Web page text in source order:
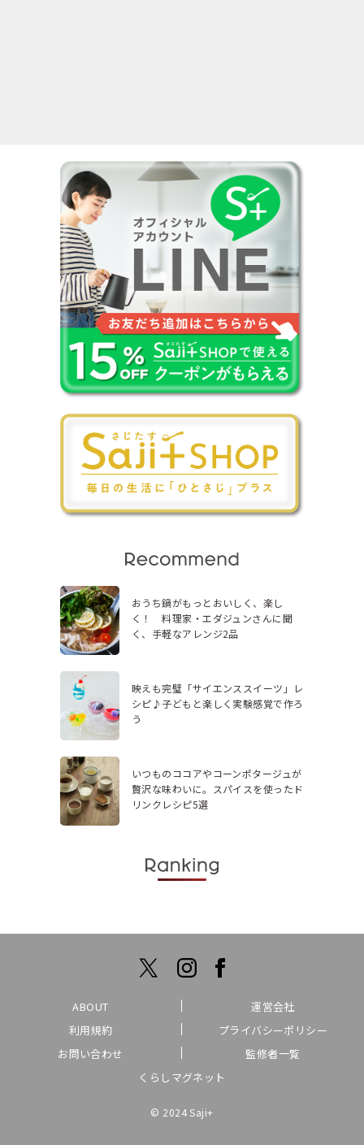
おうち鍋がもっとおいしく、楽し
く！ 料理家・エダジュンさんに聞
く、手軽なアレンジ2品
映えも完璧「サイエンススイーツ」レ
シピ♪子どもと楽しく実験感覚で作ろ
う
いつものココアやコーンポタージュが
贅沢な味わいに。スパイスを使ったド
リンクレシピ5選
ABOUT
運営会社
利用規約
プライバシーポリシー
お問い合わせ
監修者一覧
くらしマグネット
© 2024 Saji+